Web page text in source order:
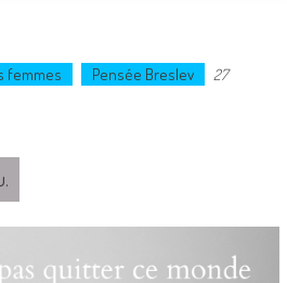
femmes Pensée Breslev
27